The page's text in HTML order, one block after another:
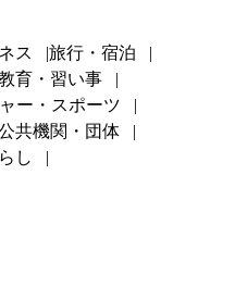
ス
旅行・宿泊
育・習い事
ー・スポーツ
共機関・団体
し